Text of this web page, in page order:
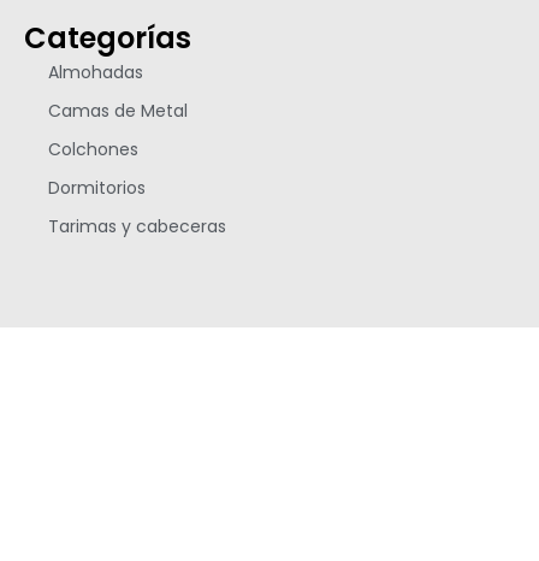
Categorías
Almohadas
Camas de Metal
Colchones
Dormitorios
Tarimas y cabeceras